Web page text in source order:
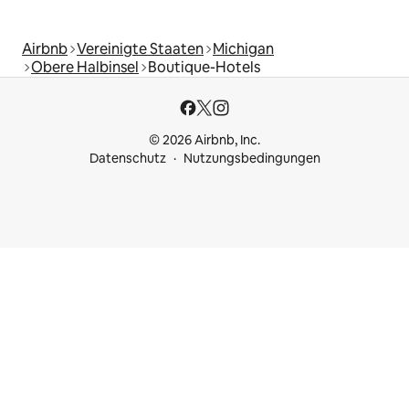
Airbnb Vereinigte Staaten Michigan
Obere Halbinsel Boutique-Hotels
© 2026 Airbnb, Inc.
Datenschutz
Nutzungsbedingungen